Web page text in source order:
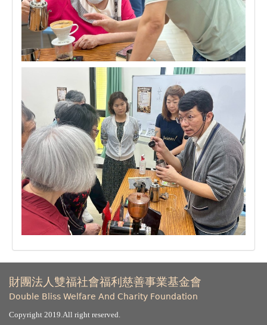
財團法人雙福社會福利慈善事業基金會
Double Bliss Welfare And Charity Foundation
Copyright 2019.All right reserved.